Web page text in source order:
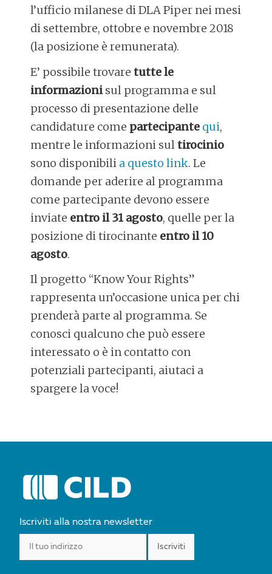
l’ufficio milanese di DLA Piper nei mesi
di settembre, ottobre e novembre 2018
(la posizione è remunerata).
E’ possibile trovaretutte le
informazionisul programma e sul
processo di presentazione delle
candidature come partecipante qui,
mentre le informazioni sultirocinio
sono disponibili a questo link. Le
domande per aderire al programma
come partecipante devono essere
inviate entro il 31 agosto, quelle per la
posizione di tirocinante entro il 10
agosto.
Il progetto “Know Your Rights”
rappresenta un’occasione unica per chi
prenderà parte al programma. Se
conosci qualcuno che può essere
interessato o è in contatto con
potenziali partecipanti, aiutaci a
spargere la voce!
POST
Iscriviti alla nostra newsletter